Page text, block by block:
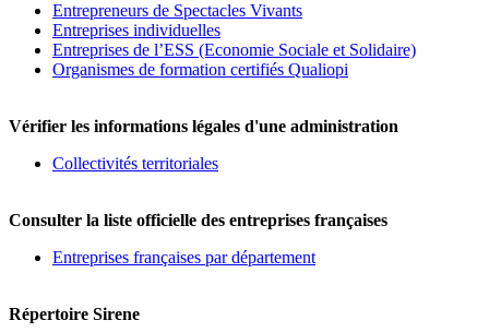
Entrepreneurs de Spectacles Vivants
Entreprises individuelles
Entreprises de l’ESS (Economie Sociale et Solidaire)
Organismes de formation certifiés Qualiopi
Vérifier les informations légales d'une administration
Collectivités territoriales
Consulter la liste officielle des entreprises françaises
Entreprises françaises par département
Répertoire Sirene